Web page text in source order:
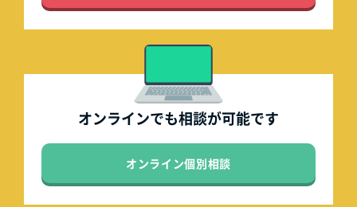
オンラインでも相談が可能です
オンライン個別相談